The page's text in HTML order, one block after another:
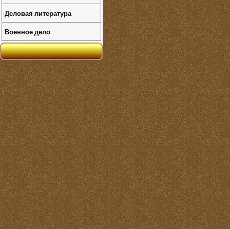
Деловая литература
Военное дело